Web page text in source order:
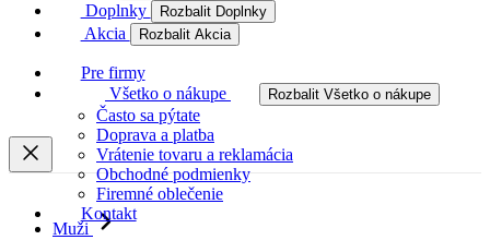
Doplnky Rozbalit Doplnky
Akcia Rozbalit Akcia
Pre firmy
Všetko o nákupe
Rozbalit Všetko o nákupe
Často sa pýtate
Doprava a platba
Vrátenie tovaru a reklamácia
Obchodné podmienky
Firemné oblečenie
Kontakt
Muži